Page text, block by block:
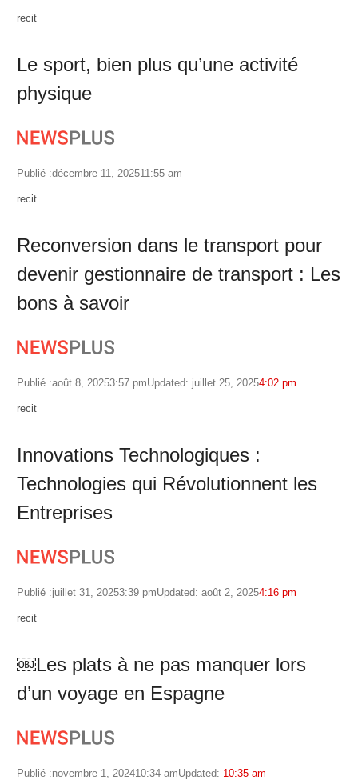
Author
recit
Le sport, bien plus qu’une activité
physique
Publié :décembre 11, 202511:55 am
Author
recit
Reconversion dans le transport pour
devenir gestionnaire de transport : Les
bons à savoir
Publié :août 8, 20253:57 pmUpdated: juillet 25, 20254:02 pm
Author
recit
Innovations Technologiques :
Technologies qui Révolutionnent les
Entreprises
Publié :juillet 31, 20253:39 pmUpdated: août 2, 20254:16 pm
Author
recit
￼Les plats à ne pas manquer lors
d’un voyage en Espagne
Publié :novembre 1, 202410:34 amUpdated: 10:35 am